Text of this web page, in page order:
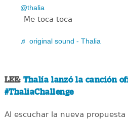
@thalia
Me toca toca
♬ original sound - Thalia
LEE: Thalía lanzó la canción
#ThaliaChallenge
Al escuchar la nueva